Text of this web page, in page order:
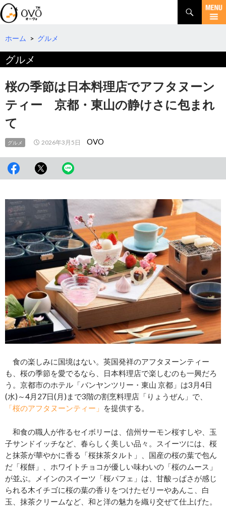
検
索
コ
テ
ツ
へ
動
ホーム > グルメ
グルメ
桜の季節は日本料理店でアフタヌーン
ティー 京都・東山の静けさに包まれ
て
グルメ 2026年3月5日 OVO
食の楽しみに国境はない。英国発祥のアフタヌーンティー
も、桜の季節を愛でるなら、日本料理店で楽しむのも一興だろ
う。京都市のホテル「バンヤンツリー・東山 京都」は3月4日
(水)～4月27日(月)まで3階の割烹料理店「りょうぜん」で、
「桜のアフタヌーンティー」
を提供する。
和食の職人が作るセイボリーは、信州サーモン桜すしや、玉
子サンドイッチなど、春らしく美しい品々。スイーツには、桜
と抹茶が華やかに香る「桜抹茶タルト」、国産の桜の葉で包ん
だ「桜餅」、ホワイトチョコが優しい味わいの「桜のムース」
が並ぶ。メインのスイーツ「桜パフェ」は、甘酸っぱさが感じ
られる木イチゴに桜の葉の香りをつけたゼリーやあんこ、白
玉、抹茶クリームなど、和と洋の魅力を織り交ぜて仕上げた。